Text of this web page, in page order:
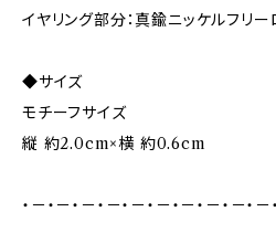
イヤリング部分：真鍮ニッケルフリ
◆サイズ
モチーフサイズ
縦 約2.0cm×横 約0.6cm
・－・－・－・－・－・－・－・－・－・－